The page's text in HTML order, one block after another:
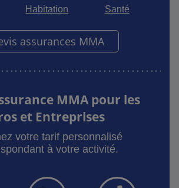
Habitation Santé
assurances MMA
MMA pour les
et Entreprises
votre tarif personnalisé
à votre activité.